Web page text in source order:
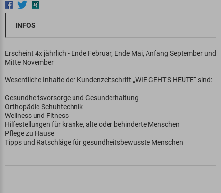
INFOS
Erscheint 4x jährlich - Ende Februar, Ende Mai, Anfang September und
Mitte November
Wesentliche Inhalte der Kundenzeitschrift „WIE GEHT'S HEUTE“ sind:
Gesundheitsvorsorge und Gesunderhaltung
Orthopädie-Schuhtechnik
Wellness und Fitness
Hilfestellungen für kranke, alte oder behinderte Menschen
Pflege zu Hause
Tipps und Ratschläge für gesundheitsbewusste Menschen